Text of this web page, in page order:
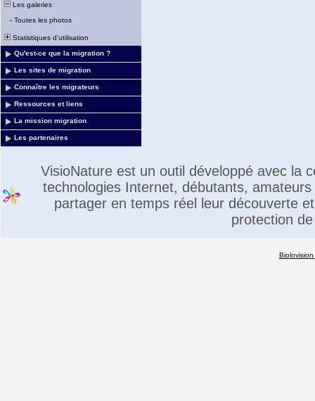
Les galeries
- Toutes les photos
Statistiques d'utilisation
Qu'est-ce que la migration ?
Les sites de migration
Connaître les migrateurs
Ressources et liens
La mission migration
Les partenaires
VisioNature est un outil développé avec la
technologies Internet, débutants,
partager en temps réel leur découverte
protection
Biolovision